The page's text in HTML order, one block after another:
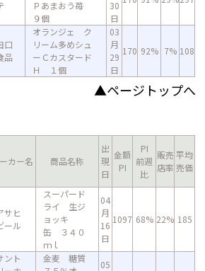
Ｐあまおう苺
９個
30
日
口
品
オランジェ ク
リーム多めシュ
ーＣカスタード
Ｈ １個
03
月
29
日
170 92% 7% 108
▲ページトップへ
カー名 商品名称
出
現
日
金額
PI
PI
前週
比
販売
店率
平均
売価
サヒ
ール
スーパード
ライ 生ジ
ョッキ
缶 ３４０
ｍｌ
04
月
16
日
1097 68% 22% 185
ント
金麦 糖質
05